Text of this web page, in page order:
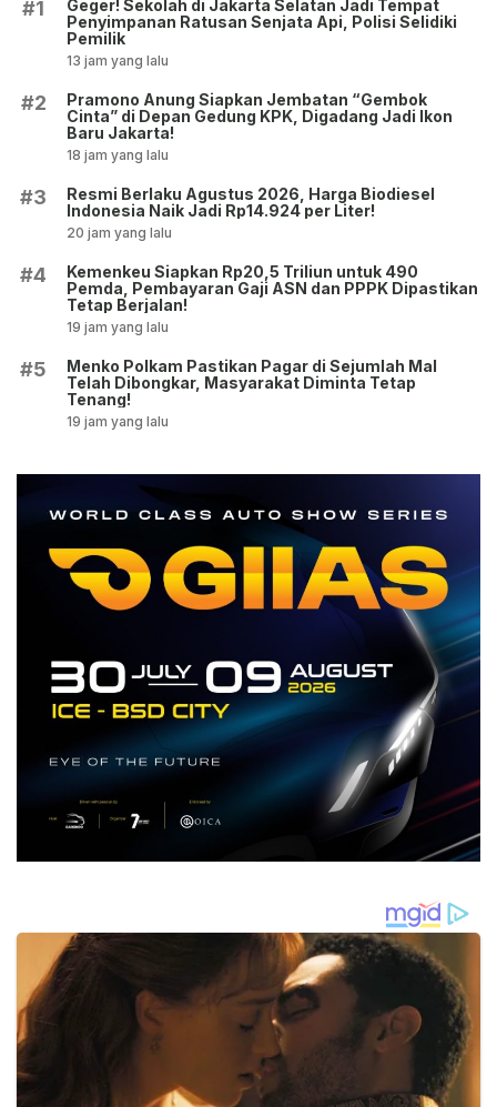
#1
Geger! Sekolah di Jakarta Selatan Jadi Tempat
Penyimpanan Ratusan Senjata Api, Polisi Selidiki
Pemilik
13 jam yang lalu
#2
Pramono Anung Siapkan Jembatan “Gembok
Cinta” di Depan Gedung KPK, Digadang Jadi Ikon
Baru Jakarta!
18 jam yang lalu
#3
Resmi Berlaku Agustus 2026, Harga Biodiesel
Indonesia Naik Jadi Rp14.924 per Liter!
20 jam yang lalu
#4
Kemenkeu Siapkan Rp20,5 Triliun untuk 490
Pemda, Pembayaran Gaji ASN dan PPPK Dipastikan
Tetap Berjalan!
19 jam yang lalu
#5
Menko Polkam Pastikan Pagar di Sejumlah Mal
Telah Dibongkar, Masyarakat Diminta Tetap
Tenang!
19 jam yang lalu